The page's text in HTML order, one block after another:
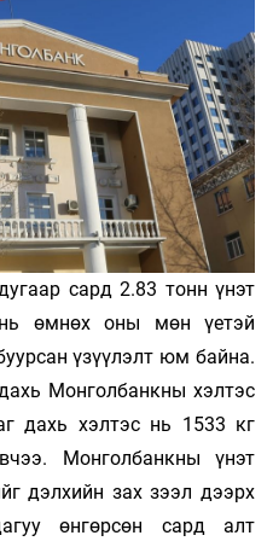
сард 2.83 тонн үнэт
өмнөх оны мөн үетэй
үзүүлэлт юм байна.
Монголбанкны хэлтэс
дахь хэлтэс нь 1533 кг
Монголбанкны үнэт
дэлхийн зах зээл дээрх
өнгөрсөн сард алт